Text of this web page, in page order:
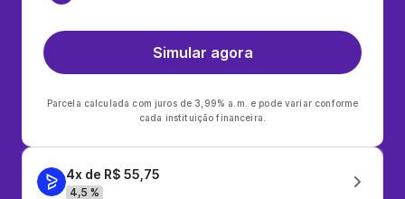
Simular agora
Parcela calculada com juros de 3,99% a.m. e pode variar conforme
cada instituição financeira.
4x de R$ 55,75
4,5 %